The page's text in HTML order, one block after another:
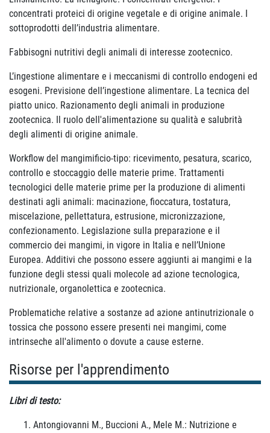
concentrati proteici di origine vegetale e di origine animale. I
sottoprodotti dell’industria alimentare.
Fabbisogni nutritivi degli animali di interesse zootecnico.
L’ingestione alimentare e i meccanismi di controllo endogeni ed
esogeni. Previsione dell’ingestione alimentare. La tecnica del
piatto unico. Razionamento degli animali in produzione
zootecnica. Il ruolo dell'alimentazione su qualità e salubrità
degli alimenti di origine animale.
Workflow del mangimificio-tipo: ricevimento, pesatura, scarico,
controllo e stoccaggio delle materie prime. Trattamenti
tecnologici delle materie prime per la produzione di alimenti
destinati agli animali: macinazione, fioccatura, tostatura,
miscelazione, pellettatura, estrusione, micronizzazione,
confezionamento. Legislazione sulla preparazione e il
commercio dei mangimi, in vigore in Italia e nell’Unione
Europea. Additivi che possono essere aggiunti ai mangimi e la
funzione degli stessi quali molecole ad azione tecnologica,
nutrizionale, organolettica e zootecnica.
Problematiche relative a sostanze ad azione antinutrizionale o
tossica che possono essere presenti nei mangimi, come
intrinseche all'alimento o dovute a cause esterne.
Risorse per l'apprendimento
Libri di testo:
Antongiovanni M., Buccioni A., Mele M.: Nutrizione e